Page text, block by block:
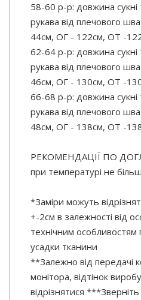
58-60 р-р: довжина
рукава від плечового
44см, ОГ - 122см, ОТ -
62-64 р-р: довжина
рукава від плечового
46см, ОГ - 130см, ОТ -
66-68 р-р: довжина
рукава від плечового
48см, ОГ - 138см, ОТ -
РЕКОМЕНДАЦІЇ ПО
при температурі не
*Заміри можуть
+-2см в залежності від
технічним
усадки тканини
**Залежно від передачі
монітора, відтінок
відрізнятися